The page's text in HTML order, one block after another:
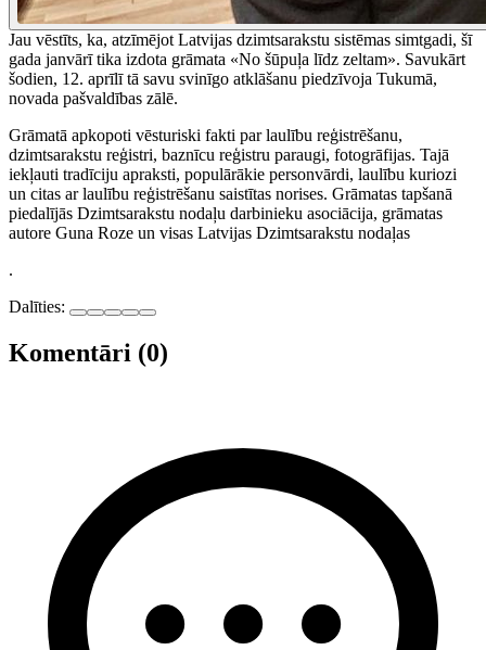
Jau vēstīts, ka, atzīmējot Latvijas dzimtsarakstu sistēmas simtgadi, šī
gada janvārī tika izdota grāmata «No šūpuļa līdz zeltam». Savukārt
šodien, 12. aprīlī tā savu svinīgo atklāšanu piedzīvoja Tukumā,
novada pašvaldības zālē.
Grāmatā apkopoti vēsturiski fakti par laulību reģistrēšanu,
dzimtsarakstu reģistri, baznīcu reģistru paraugi, fotogrāfijas. Tajā
iekļauti tradīciju apraksti, populārākie personvārdi, laulību kuriozi
un citas ar laulību reģistrēšanu saistītas norises. Grāmatas tapšanā
piedalījās Dzimtsarakstu nodaļu darbinieku asociācija, grāmatas
autore Guna Roze un visas Latvijas Dzimtsarakstu nodaļas
.
Dalīties:
Komentāri (0)